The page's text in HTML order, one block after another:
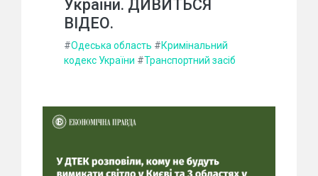
України. ДИВИТЬСЯ
ВІДЕО.
#Одеська область #Кримінальний
кодекс України #Транспортний засіб